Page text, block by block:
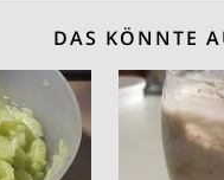
DAS KÖNNTE